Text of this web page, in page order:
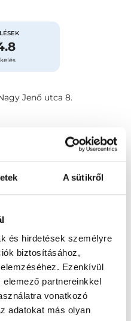
A sütikről
és hirdetések személyre
biztosításához,
Ezenkívül
partnereinkkel
vonatkozó
adatokat más olyan
Jenő utca 8.
Vélemények